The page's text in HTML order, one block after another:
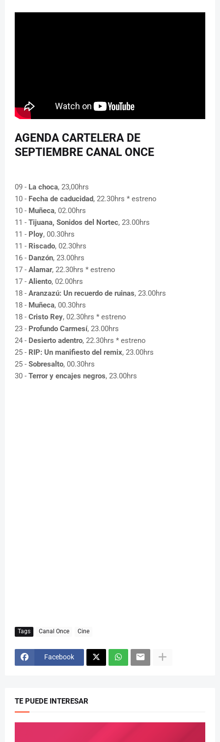
AGENDA CARTELERA DE
SEPTIEMBRE CANAL ONCE
09 - La choca, 23,00hrs
10 - Fecha de caducidad, 22.30hrs * estreno
10 - Muñeca, 02.00hrs
11 - Tijuana, Sonidos del Nortec, 23.00hrs
11 - Ploy, 00.30hrs
11 - Riscado, 02.30hrs
16 - Danzón, 23.00hrs
17 - Alamar, 22.30hrs * estreno
17 - Aliento, 02.00hrs
18 - Aranzazú: Un recuerdo de ruinas, 23.00hrs
18 - Muñeca, 00.30hrs
18 - Cristo Rey, 02.30hrs * estreno
23 - Profundo Carmesí, 23.00hrs
24 - Desierto adentro, 22.30hrs * estreno
25 - RIP: Un manifiesto del remix, 23.00hrs
25 - Sobresalto, 00.30hrs
30 - Terror y encajes negros, 23.00hrs
Tags Canal Once Cine
Facebook
TE PUEDE INTERESAR